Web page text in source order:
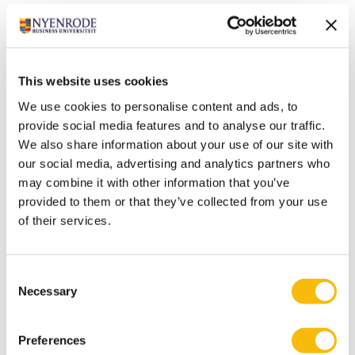
This website uses cookies
We use cookies to personalise content and ads, to
provide social media features and to analyse our traffic.
We also share information about your use of our site with
our social media, advertising and analytics partners who
may combine it with other information that you’ve
provided to them or that they’ve collected from your use
of their services.
Selection
Necessary
Preferences
Zhang, J., van Witteloostuijn, A., Zhou, C., & Zhou, S.
(2024). Cross-border acquisition completion by
from a machine learning analysis.
Business , 59(2), 101517.
Zhang, J., & Jiang, J. (2024). Investment deregulation and
innovation performance of Chinese private
firms.Journal of Financial Stability ,70, 101207.
Jiang, J., & Zhang, J. (2023). Does political ideology
matter in Chinese cross-border acquisitions?
Zhang, J., van Gorp, D., & Kievit, H. (2023). Digital
ecosystem perspective.
The Journal of Technology
Zhang, J. (2022). Liability of emergingness and EMNEs’